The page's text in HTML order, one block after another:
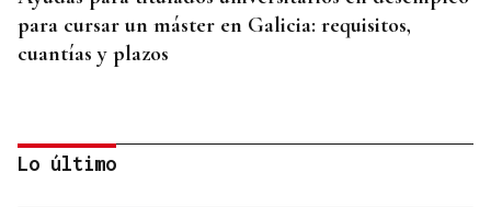
para cursar un máster en Galicia: requisitos,
cuantías y plazos
Lo último